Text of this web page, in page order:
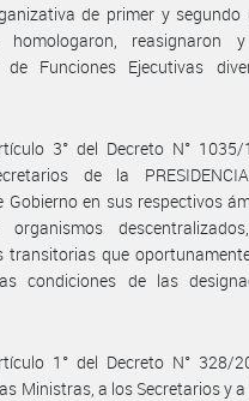
de primer y segundo
homologaron, reasignaron
de Funciones Ejecutivas
3° del Decreto N°
de la
Gobierno en sus respectivos
organismos
transitorias que
condiciones de las
1° del Decreto N° 328/
Ministras, a los Secretarios y